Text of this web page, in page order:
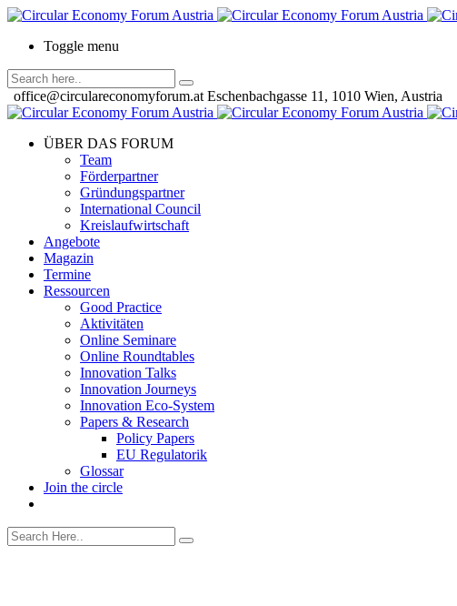
Toggle menu
office@circulareconomyforum.at Eschenbachgasse 11, 1010 Wien, Austria
ÜBER DAS FORUM
Team
Förderpartner
Gründungspartner
International Council
Kreislaufwirtschaft
Angebote
Magazin
Termine
Ressourcen
Good Practice
Aktivitäten
Online Seminare
Online Roundtables
Innovation Talks
Innovation Journeys
Innovation Eco-System
Papers & Research
Policy Papers
EU Regulatorik
Glossar
Join the circle